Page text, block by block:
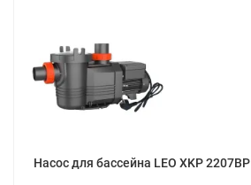
Насос для бассейна LEO XKP 2207BP